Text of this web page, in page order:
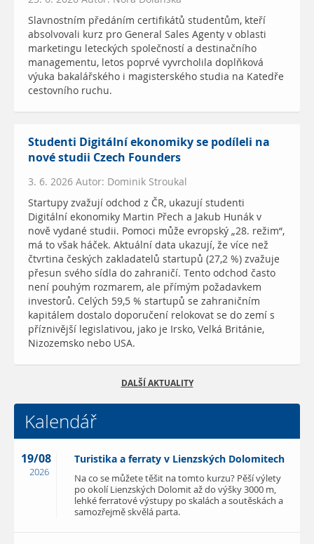
Slavnostním předáním certifikátů studentům, kteří
absolvovali kurz pro General Sales Agenty v oblasti
marketingu leteckých společností a destinačního
managementu, letos poprvé vyvrcholila doplňková
výuka bakalářského i magisterského studia na Katedře
cestovního ruchu.
Studenti Digitální ekonomiky se podíleli na
nové studii Czech Founders
3. 6. 2026 Autor: Dominik Stroukal
Startupy zvažují odchod z ČR, ukazují studenti
Digitální ekonomiky Martin Přech a Jakub Hunák v
nově vydané studii. Pomoci může evropský „28. režim“,
má to však háček. Aktuální data ukazují, že více než
čtvrtina českých zakladatelů startupů (27,2 %) zvažuje
přesun svého sídla do zahraničí. Tento odchod často
není pouhým rozmarem, ale přímým požadavkem
investorů. Celých 59,5 % startupů se zahraničním
kapitálem dostalo doporučení relokovat se do zemí s
příznivější legislativou, jako je Irsko, Velká Británie,
Nizozemsko nebo USA.
DALŠÍ AKTUALITY
Kalendář
19/08
2026
Turistika a ferraty v Lienzských Dolomitech
Na co se můžete těšit na tomto kurzu? Pěší výlety
po okolí Lienzských Dolomit až do výšky 3000 m,
lehké ferratové výstupy po skalách a soutěskách a
samozřejmě skvělá parta.